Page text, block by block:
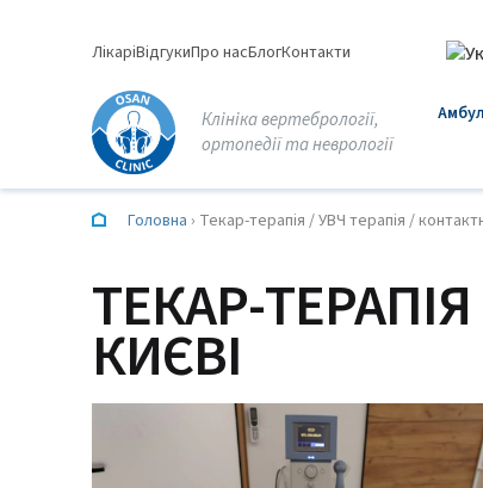
ЛікаріВідгукиПро насБлогКонтакти
Клініка вертебрології,
ортопедії та неврології
Головна › Текар-терапія / УВЧ терапія /
ТЕКАР-
КИЄВІ